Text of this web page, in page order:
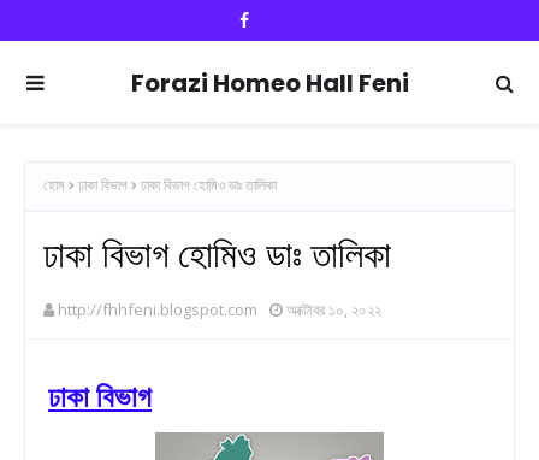
Forazi Homeo Hall Feni
হোম ঢাকা বিভাগ ঢাকা বিভাগ হোমিও ডাঃ তালিকা
ঢাকা বিভাগ হোমিও ডাঃ তালিকা
http://fhhfeni.blogspot.com অক্টোবর ১০, ২০২২
ঢাকা বিভাগ